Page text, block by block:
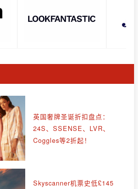
英国奢牌圣诞折扣盘点：
24S、SSENSE、LVR、
Coggles等2折起！
Skyscanner机票史低£145